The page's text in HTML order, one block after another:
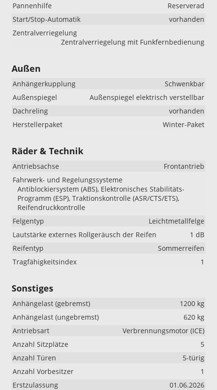
Pannenhilfe
Reserverad
Start/Stop-Automatik
vorhanden
Zentralverriegelung
Zentralverriegelung mit Funkfernbedienung
Außen
Anhängerkupplung
Schwenkbar
Außenspiegel
Außenspiegel elektrisch verstellbar
Dachreling
vorhanden
Herstellerpaket
Winter-Paket
Räder & Technik
Antriebsachse
Frontantrieb
Fahrwerk- und Regelungssysteme
Antiblockiersystem (ABS), Elektronisches Stabilitäts-
Programm (ESP), Traktionskontrolle (ASR/CTS/ETS),
Reifendruckkontrolle
Felgentyp
Leichtmetallfelge
Lautstärke externes Rollgeräusch der Reifen
1 dB
Reifentyp
Sommerreifen
Tragfähigkeitsindex
1
Sonstiges
Anhängelast (gebremst)
1200 kg
Anhängelast (ungebremst)
620 kg
Antriebsart
Verbrennungsmotor (ICE)
Anzahl Sitzplätze
5
Anzahl Türen
5-türig
Anzahl Vorbesitzer
1
Erstzulassung
01.06.2026